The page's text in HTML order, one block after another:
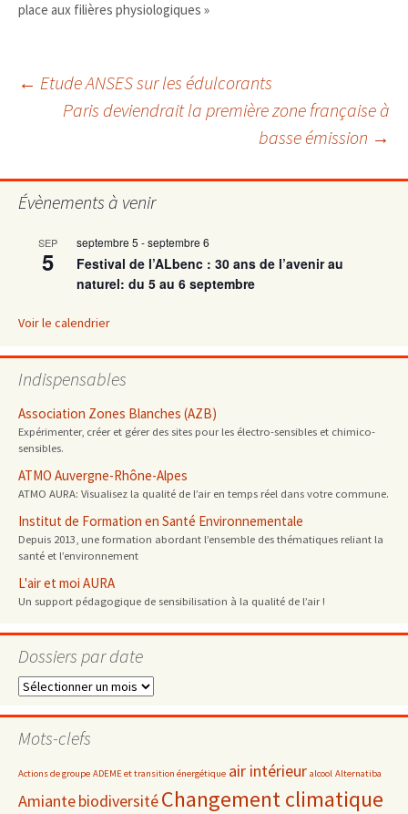
place aux filières physiologiques »
Navigation
articles
← Etude ANSES sur les édulcorants
Paris deviendrait la première zone française à
basse émission →
Évènements à venir
SEP
5
septembre 5 -septembre 6
Festival de l’ALbenc : 30 ans de l’avenir au
naturel: du 5 au 6 septembre
Voir le calendrier
Indispensables
Association Zones Blanches (AZB)
Expérimenter, créer et gérer des sites pour les électro-sensibles et chimico-
sensibles.
ATMO Auvergne-Rhône-Alpes
ATMO AURA: Visualisez la qualité de l’air en temps réel dans votre commune.
Institut de Formation en Santé Environnementale
Depuis 2013, une formation abordant l’ensemble des thématiques reliant la
santé et l’environnement
L'air et moi AURA
Un support pédagogique de sensibilisation à la qualité de l’air !
Dossiers par date
Dossiers
date
Mots-clefs
Actions de groupe ADEME et transition énergétique air intérieur alcool Alternatiba
AmiantebiodiversitéChangement climatique